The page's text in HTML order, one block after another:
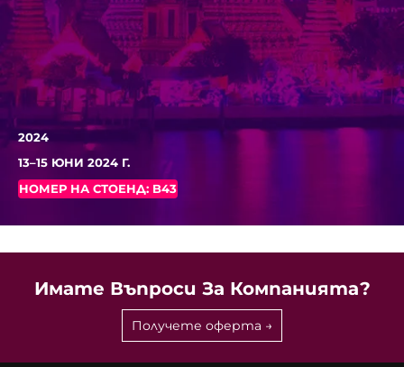
2024
13–15 ЮНИ 2024 Г.
НОМЕР НА СТОЕНД: B43
Имате Въпроси За Компанията?
Получете оферта →